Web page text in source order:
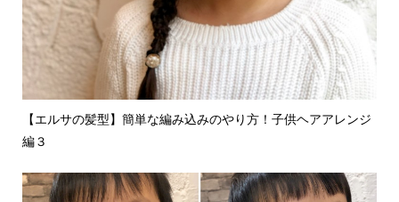
【エルサの髪型】簡単な編み込みのやり方！子供ヘアアレンジ
編３